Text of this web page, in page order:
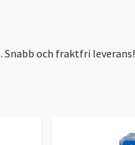
och fraktfri leverans!